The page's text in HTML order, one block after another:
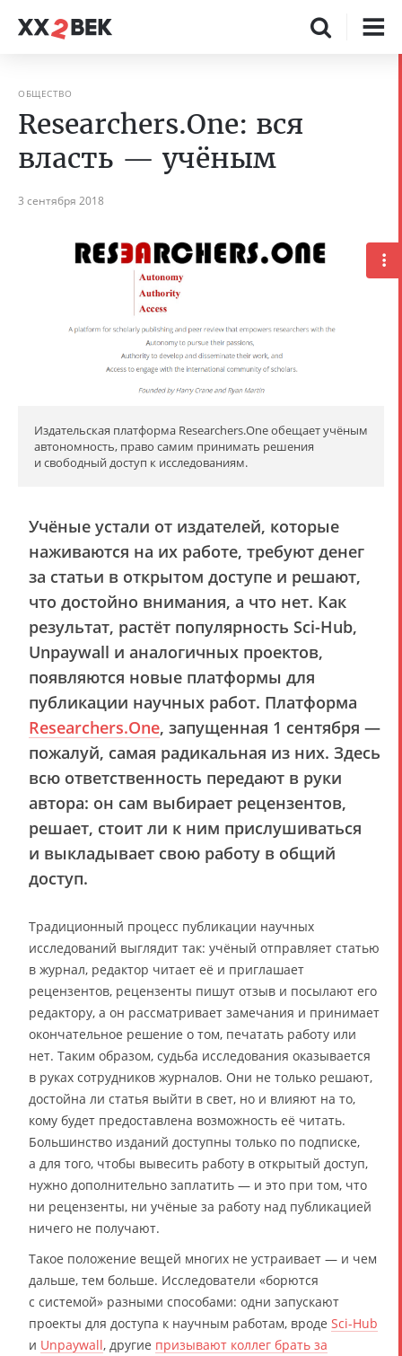
ОБЩЕСТВО
Researchers.One: вся
власть — учёным
3 сентября 2018
Издательская платформа Researchers.One обещает учёным
автономность, право самим принимать решения
и свободный доступ к исследованиям.
Учёные устали от издателей, которые
наживаются на их работе, требуют денег
за статьи в открытом доступе и решают,
что достойно внимания, а что нет. Как
результат, растёт популярность Sci-Hub,
Unpaywall и аналогичных проектов,
появляются новые платформы для
публикации научных работ. Платформа
Researchers.One, запущенная 1 сентября —
пожалуй, самая радикальная из них. Здесь
всю ответственность передают в руки
автора: он сам выбирает рецензентов,
решает, стоит ли к ним прислушиваться
и выкладывает свою работу в общий
доступ.
Традиционный процесс публикации научных
исследований выглядит так: учёный отправляет статью
в журнал, редактор читает её и приглашает
рецензентов, рецензенты пишут отзыв и посылают его
редактору, а он рассматривает замечания и принимает
окончательное решение о том, печатать работу или
нет. Таким образом, судьба исследования оказывается
в руках сотрудников журналов. Они не только решают,
достойна ли статья выйти в свет, но и влияют на то,
кому будет предоставлена возможность её читать.
Большинство изданий доступны только по подписке,
а для того, чтобы вывесить работу в открытый доступ,
нужно дополнительно заплатить — и это при том, что
ни рецензенты, ни учёные за работу над публикацией
ничего не получают.
Такое положение вещей многих не устраивает — и чем
дальше, тем больше. Исследователи «борются
с системой» разными способами: одни запускают
проекты для доступа к научным работам, вроде Sci-Hub
и Unpaywall, другие призывают коллег брать за